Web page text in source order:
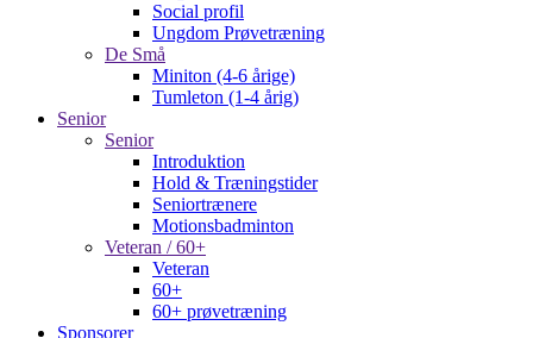
Social profil
Ungdom Prøvetræning
De Små
Miniton (4-6 årige)
Tumleton (1-4 årig)
Senior
Senior
Introduktion
Hold & Træningstider
Seniortrænere
Motionsbadminton
Veteran / 60+
Veteran
60+
60+ prøvetræning
Sponsorer